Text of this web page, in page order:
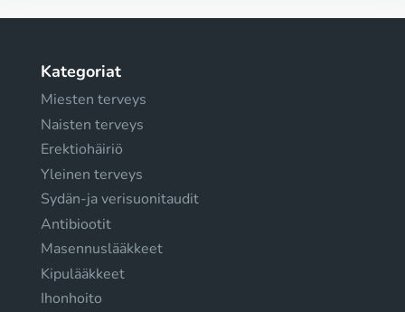
Kategoriat
Miesten terveys
Naisten terveys
Erektiohäiriö
Yleinen terveys
Sydän-ja verisuonitaudit
Antibiootit
Masennuslääkkeet
Kipulääkkeet
Ihonhoito